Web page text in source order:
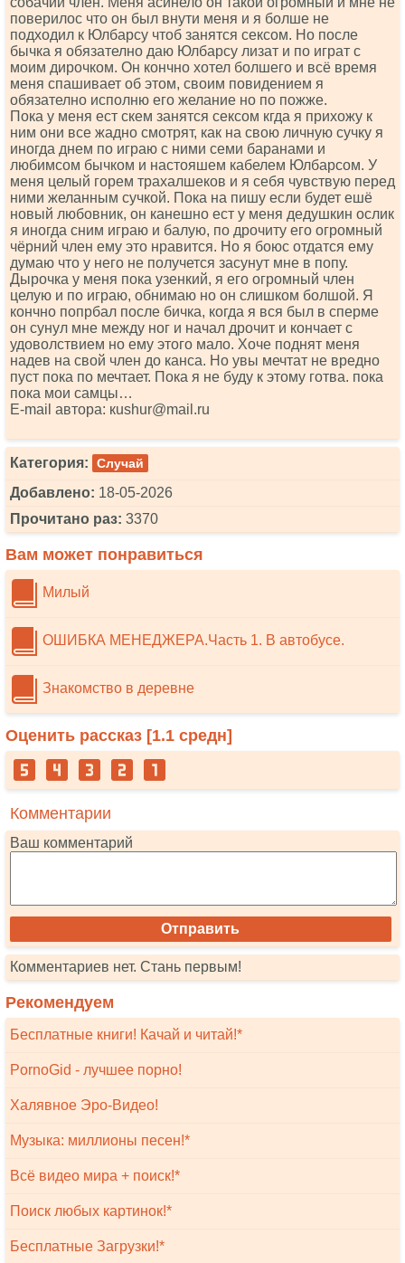
поверилос что он был внути меня и я болше не
подходил к Юлбарсу чтоб занятся сексом. Но после
бычка я обязателно даю Юлбарсу лизат и по играт с
моим дирочком. Он кончно хотел болшего и всё время
меня спашивает об этом, своим повидением я
обязателно исполню его желание но по пожже.
Пока у меня ест скем занятся сексом кгда я прихожу к
ним они все жадно смотрят, как на свою личную сучку я
иногда днем по играю с ними семи баранами и
любимсом бычком и настояшем кабелем Юлбарсом. У
меня целый горем трахалшеков и я себя чувствую перед
ними желанным сучкой. Пока на пишу если будет ешё
новый любовник, он канешно ест у меня дедушкин ослик
я иногда сним играю и балую, по дрочиту его огромный
чёрний член ему это нравится. Но я боюс отдатся ему
думаю что у него не получется засунут мне в попу.
Дырочка у меня пока узенкий, я его огромный член
целую и по играю, обнимаю но он слишком болшой. Я
кончно попрбал после бичка, когда я вся был в сперме
он сунул мне между ног и начал дрочит и кончает с
удоволствием но ему этого мало. Хоче поднят меня
надев на свой член до канса. Но увы мечтат не вредно
пуст пока по мечтает. Пока я не буду к этому готва. пока
пока мои самцы…
Е-mаil автора: кushur@mаil.ru
Категория: Случай
Добавлено: 18-05-2026
Прочитано раз: 3370
Вам может понравиться
Милый
ОШИБКА МЕНЕДЖЕРА.Часть 1. В автобусе.
Знакомство в деревне
Оценить рассказ [1.1 средн]
Комментарии
Ваш комментарий
Комментариев нет. Стань первым!
Рекомендуем
Бесплатные книги! Качай и читай!*
PornoGid - лучшее порно!
Халявное Эро-Видео!
Музыка: миллионы песен!*
Всё видео мира + поиск!*
Поиск любых картинок!*
Бесплатные Загрузки!*